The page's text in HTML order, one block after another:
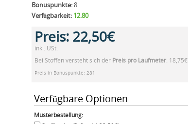
Bonuspunkte:8
Verfügbarkeit:12.80
Preis: 22,50€
inkl. USt.
Bei Stoffen versteht sich der Preis pro Laufmeter. 18,75€
Preis in Bonuspunkte: 281
Verfügbare Optionen
Musterbestellung: